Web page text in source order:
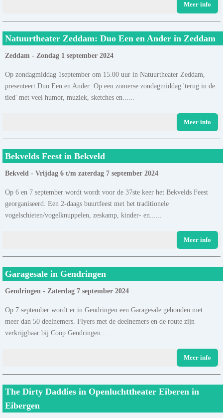
Meer info
Natuurtheater Zeddam: Duo Een en Ander in Zeddam
Zeddam - Zondag 1 september 2024
Op zondagmiddag 1september om 15.00 uur in Natuurtheater Zeddam,
presenteert Duo Een en Ander: Op een zomerse zondagmiddag 'terug in de
tied' met veel humor, muziek, sketches en......
Meer info
Bekvelds Feest in Bekveld
Bekveld - Vrijdag 6 t/m zaterdag 7 september 2024
Op 6 en 7 september wordt wordt voor de 37ste keer het Bekvelds Feest
georganiseerd. Een 2-daags buurtfeest met het traditionele
vogelschieten/vogelknuppelen, zeskamp, kinder- en......
Meer info
Garagesale in Gendringen
Gendringen - Zaterdag 7 september 2024
Op 7 september wordt er in Gendringen een Garagesale gehouden met
meer dan 50 deelnemers. Flyers met de deelnemers en de route zijn
verkrijgbaar bij Coöp Gendringen....
Meer info
The Dirty Daddies in Openluchttheater Eiberen in
Eibergen